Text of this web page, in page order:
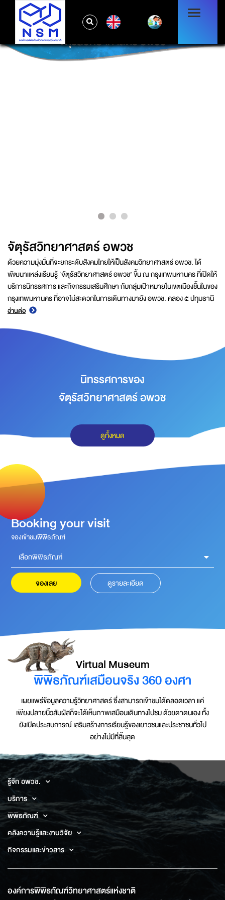
จัตุรัสวิทยาศาสตร์ อพวช
จัตุรัสวิทยาศาสตร์ อพวช
ด้วยความมุ่งมั่นที่จะยกระดับสังคมไทยให้เป็นสังคมวิทยาศาสตร์ อพวช. ได้
พัฒนาแหล่งเรียนรู้ ‘จัตุรัสวิทยาศาสตร์ อพวช’ ขึ้น ณ กรุงเทพมหานคร ที่เปิดให้
บริการนิทรรศการ และกิจกรรมเสริมศึกษา กับกลุ่มเป้าหมายในเขตเมืองชั้นในของ
กรุงเทพมหานคร ที่อาจไม่สะดวกในการเดินทางมายัง อพวช. คลอง ๕ ปทุมธานี
อ่านต่อ
นิทรรศการของ
จัตุรัสวิทยาศาสตร์ อพวช
ดูทั้งหมด
Booking your visit
จองเข้าชมพิพิธภัณฑ์
เลือกพิพิธภัณฑ์
จองเลย ดูรายละเอียด
Virtual Museum
พิพิธภัณฑ์เสมือนจริง 360 องศา
เผยแพร่ข้อมูลความรู้วิทยาศาสตร์ ซึ่งสามารถเข้าชมได้ตลอดเวลา แค่
เพียงปลายนิ้วสัมผัสก็จะได้เห็นภาพเสมือนเดินทางไปชม ด้วยตาตนเอง ทั้ง
ยังเปิดประสบการณ์ เสริมสร้างการเรียนรู้ของเยาวชนและประชาชนทั่วไป
อย่างไม่มีที่สิ้นสุด
รู้จัก อพวช.
บริการ
พิพิธภัณฑ์
คลังความรู้และงานวิจัย
กิจกรรมและข่าวสาร
องค์การพิพิธภัณฑ์วิทยาศาสตร์แห่งชาติ